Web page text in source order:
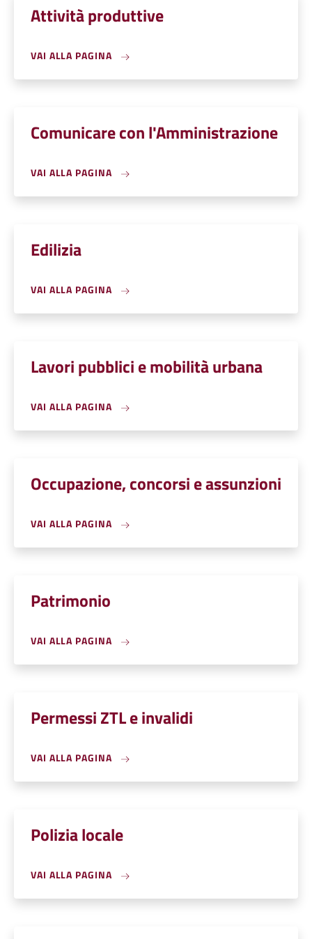
Attività produttive
VAI ALLA PAGINA
Comunicare con l'Amministrazione
VAI ALLA PAGINA
Edilizia
VAI ALLA PAGINA
Lavori pubblici e mobilità urbana
VAI ALLA PAGINA
Occupazione, concorsi e assunzioni
VAI ALLA PAGINA
Patrimonio
VAI ALLA PAGINA
Permessi ZTL e invalidi
VAI ALLA PAGINA
Polizia locale
VAI ALLA PAGINA